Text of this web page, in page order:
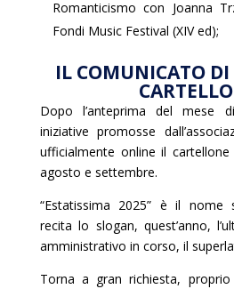
Romanticismo con Joanna
Fondi Music Festival (XIV ed);
IL COMUNICATO
Dopo l’anteprima del mese
iniziative promosse
ufficialmente online il
agosto e settembre.
“Estatissima 2025” è il nome
recita lo slogan, quest’anno,
amministrativo in corso, il
Torna a gran richiesta,